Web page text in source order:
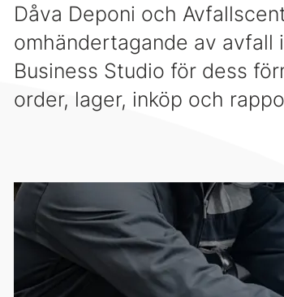
Dåva Deponi och
omhändertagande av avfall
Business Studio för dess
order, lager, inköp och